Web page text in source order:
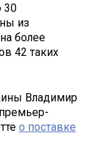
30
из
более
42 таких
Владимир
о поставке